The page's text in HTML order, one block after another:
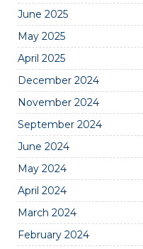
June 2025
May 2025
April 2025
December 2024
November 2024
September 2024
June 2024
May 2024
April 2024
March 2024
February 2024